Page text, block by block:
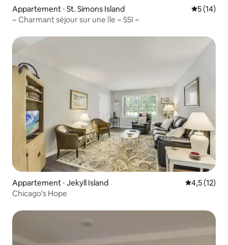
Appartement ⋅ St. Simons Island
5 (14)
~ Charmant séjour sur une île ~ SSI ~
Appartement ⋅ Jekyll Island Évaluation
4,5 (12)
Chicago's Hope